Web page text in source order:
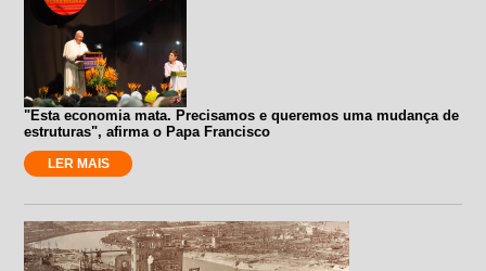
"Esta economia mata. Precisamos e queremos uma mudança de
estruturas", afirma o Papa Francisco
LER MAIS